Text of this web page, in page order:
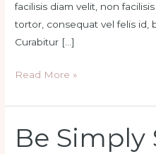
facilisis diam velit, non
tortor, consequat vel felis id,
Curabitur […]
Read More »
Be Simply
Be
Simply